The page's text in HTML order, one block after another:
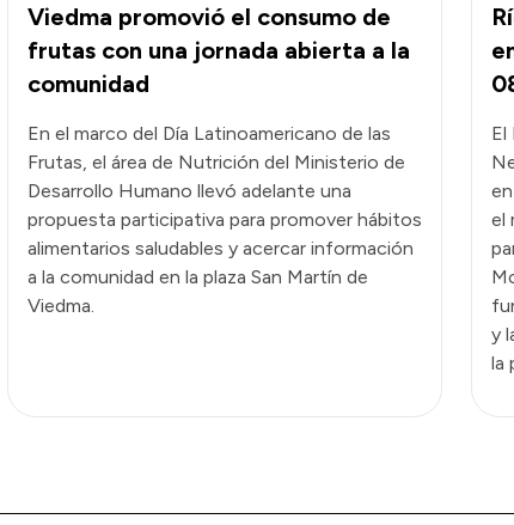
Viedma promovió el consumo de
frutas con una jornada abierta a la
comunidad
En el marco del Día Latinoamericano de las
Frutas, el área de Nutrición del Ministerio de
Desarrollo Humano llevó adelante una
propuesta participativa para promover hábitos
alimentarios saludables y acercar información
a la comunidad en la plaza San Martín de
Viedma.
El
el
y
la